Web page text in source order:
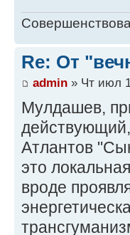
Re: От
admin » Чт июл
Мулдашев,
действующий,
Атлантов
это
вроде